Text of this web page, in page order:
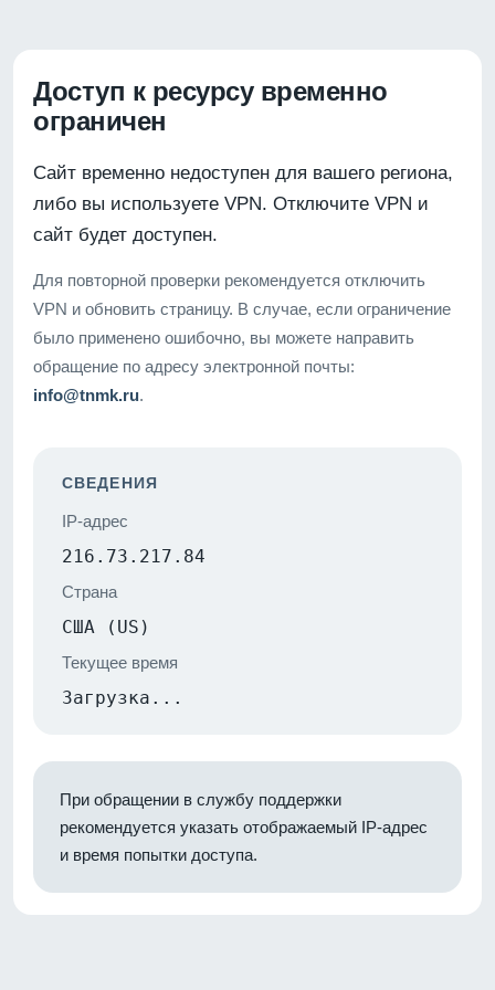
Доступ к ресурсу временно
ограничен
Сайт временно недоступен для вашего региона,
либо вы используете VPN. Отключите VPN и
сайт будет доступен.
Для повторной проверки рекомендуется отключить
VPN и обновить страницу. В случае, если ограничение
было применено ошибочно, вы можете направить
обращение по адресу электронной почты:
info@tnmk.ru.
СВЕДЕНИЯ
IP-адрес
216.73.217.84
Страна
США (US)
Текущее время
Загрузка...
При обращении в службу поддержки
рекомендуется указать отображаемый IP-адрес
и время попытки доступа.